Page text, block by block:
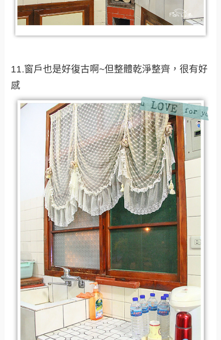
11.窗戶也是好復古啊~但整體乾淨整齊，很有好
感